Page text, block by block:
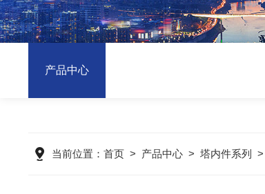
产品中心
当前位置： 首页> 产品中心> 塔内件系列 >